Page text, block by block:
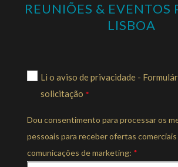
REUNIÕES & EVENTOS
LISBOA
Li o aviso de privacidade -
solicitação *
Dou consentimento para processar os
pessoais para receber ofertas
comunicações de marketing: *